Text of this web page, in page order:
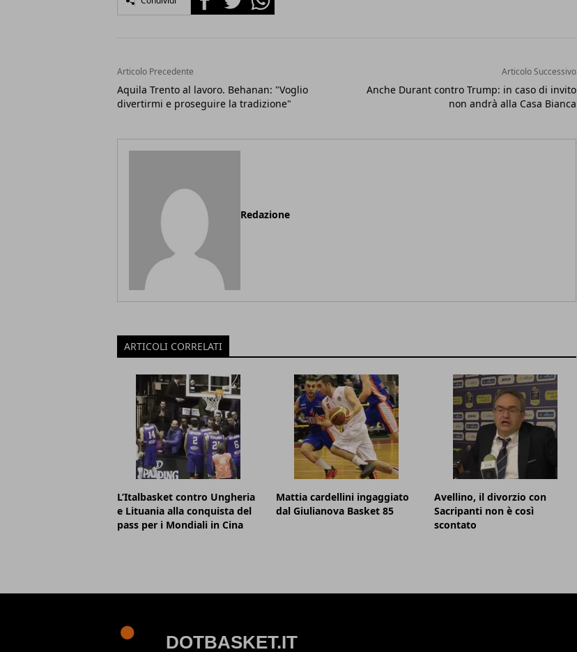
Articolo Precedente
Aquila Trento al lavoro. Behanan: "Voglio
divertirmi e proseguire la tradizione"
Articolo Successivo
Anche Durant contro Trump: in caso di invito
non andrà alla Casa Bianca
Redazione
ARTICOLI CORRELATI
L’Italbasket contro Ungheria
e Lituania alla conquista del
pass per i Mondiali in Cina
Mattia cardellini ingaggiato
dal Giulianova Basket 85
Avellino, il divorzio con
Sacripanti non è così
scontato